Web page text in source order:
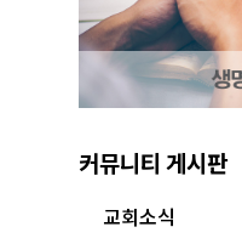
커뮤니티 게시판
교회소식